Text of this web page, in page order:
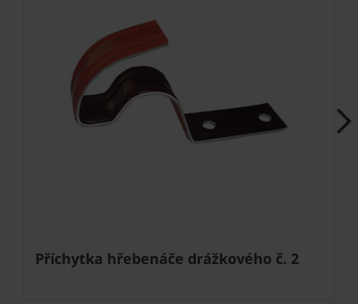
Příchytka hřebenáče drážkového č. 2